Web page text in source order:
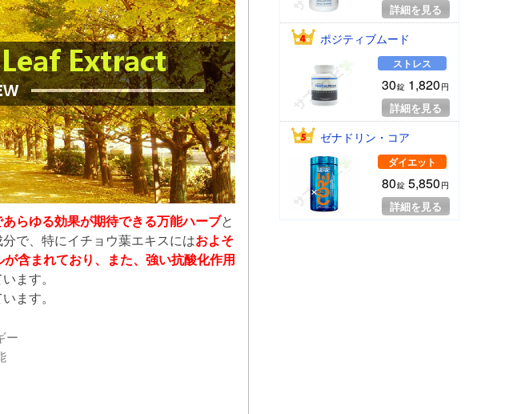
らゆる効果が期待できる万能ハーブと
で、特にイチョウ葉エキスにはおよそ
含まれており、また、強い抗酸化作用
ます。
ます。
ー
詳細を見る
ポジティブムード
ストレス
30錠 1,820 円
詳細を見る
ゼナドリン・コア
ダイエット
80錠 5,850 円
詳細を見る